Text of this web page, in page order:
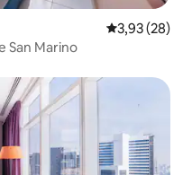
Évaluation
3,93 (28)
San Marino